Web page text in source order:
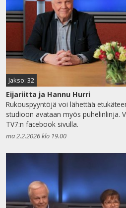
Jakso: 32
Eijariitta ja Hannu Hurri
Rukouspyyntöjä voi lähettää
studioon avataan myös puhelinlinja.
TV7:n facebook sivulla.
ma 2.2.2026 klo 19.00